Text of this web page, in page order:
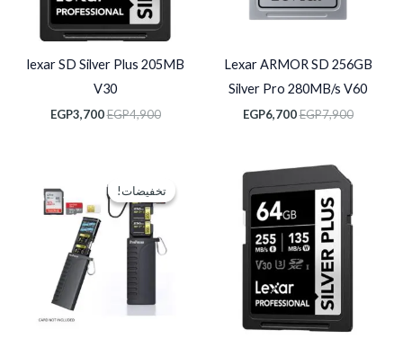
Lexar ARMOR SD 256GB
Silver Pro 280MB/s V60
EGP7,900
EGP6,700
lexar SD Silver Plus 205MB
V30
EGP4,900
EGP3,700
تخفيضات!
تخفيضات!
EGP1,500.
هو: